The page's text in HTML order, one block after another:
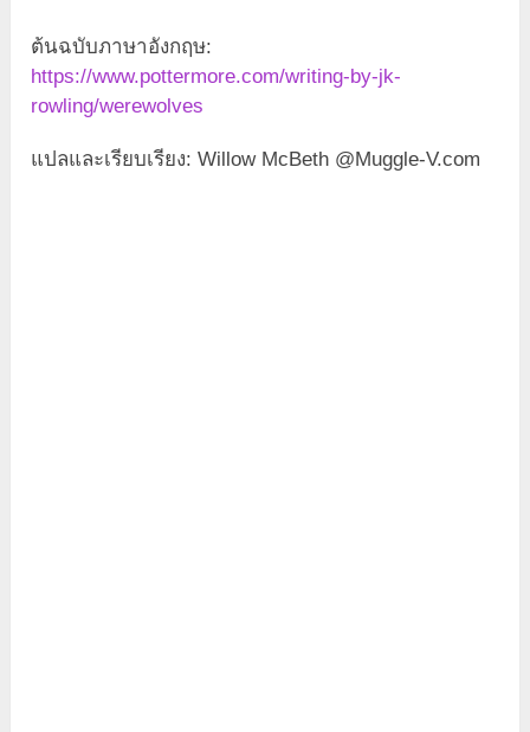
ต้นฉบับภาษาอังกฤษ:
https://www.pottermore.com/writing-by-jk-
rowling/werewolves
แปลและเรียบเรียง: Willow McBeth @Muggle-V.com